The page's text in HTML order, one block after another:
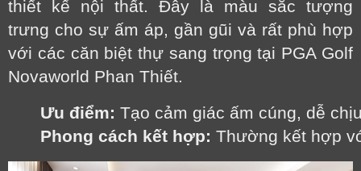
thiết kế nội thất. Đây là màu sắc tượng
trưng cho sự ấm áp, gần gũi và rất phù hợp
với các căn biệt thự sang trọng tại PGA Golf
Novaworld Phan Thiết.
Ưu điểm: Tạo cảm giác ấm cúng, dễ
Phong cách kết hợp: Thường kết hợp